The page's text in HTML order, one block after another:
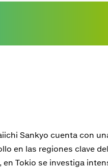
Sankyo cuenta con
en las regiones clave
Tokio se investiga